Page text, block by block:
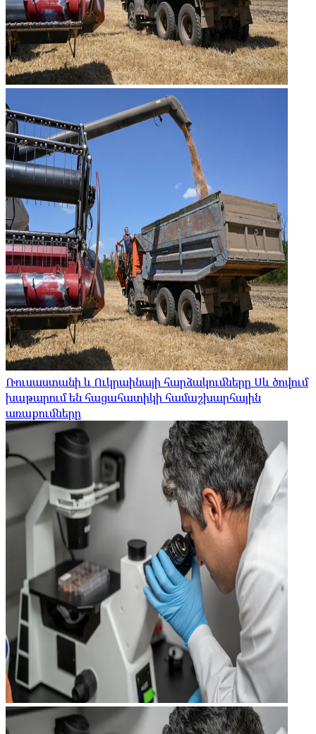
Ռուսաստանի և Ուկրաինայի հարձակումները Սև ծովում
խաթարում են հացահատիկի համաշխարհային
առաքումները